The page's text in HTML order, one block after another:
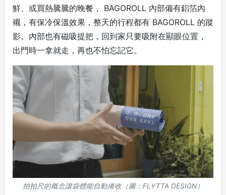
鮮、或買熱騰騰的晚餐， BAGOROLL 內部備有鋁箔內
襯，有保冷保溫效果，整天的行程都有 BAGOROLL 的蹤
影。內部也有磁吸提把，回到家只要吸附在顯眼位置，
出門時一拿就走，再也不怕忘記它。
拍拍尺的概念讓袋體能自動捲收（圖：FLYTTA DESIGN）